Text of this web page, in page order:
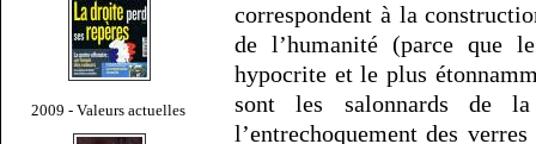
2009 - Valeurs actuelles
correspondent à la
de l’humanité (parce que
hypocrite et le plus
sont les salonnards de
l’entrechoquement des